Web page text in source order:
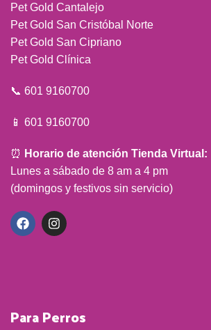
Pet Gold Cantalejo
Pet Gold San Cristóbal Norte
Pet Gold San Cipriano
Pet Gold Clínica
📞 601 9160700
📱 601 9160700
⏰ Horario de atención Tienda Virtual:
Lunes a sábado de 8 am a 4 pm
(domingos y festivos sin servicio)
Para Perros